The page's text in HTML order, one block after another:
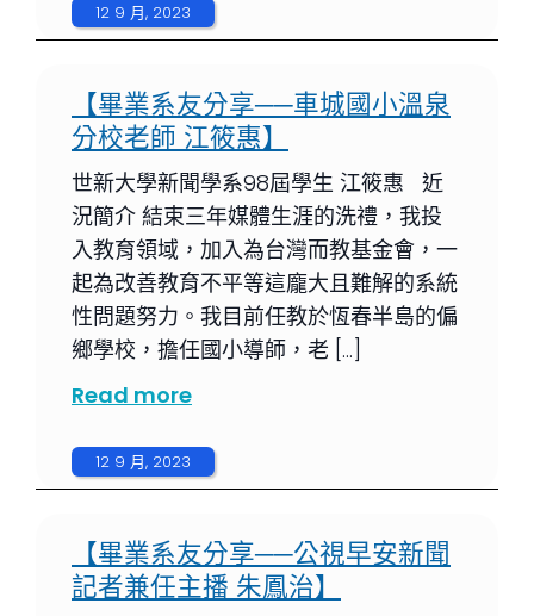
12 9 月, 2023
【畢業系友分享──車城國小溫泉
分校老師 江筱惠】
世新大學新聞學系98屆學生 江筱惠 近
況簡介 結束三年媒體生涯的洗禮，我投
入教育領域，加入為台灣而教基金會，一
起為改善教育不平等這龐大且難解的系統
性問題努力。我目前任教於恆春半島的偏
鄉學校，擔任國小導師，老 […]
Read more
12 9 月, 2023
【畢業系友分享──公視早安新聞
記者兼任主播 朱鳳治】